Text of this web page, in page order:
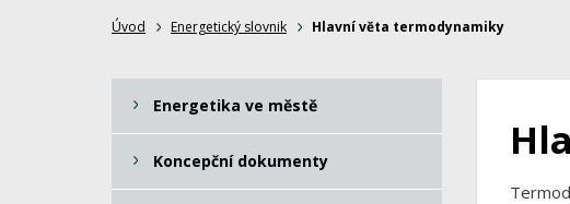
Úvod Energetický slovnik Hlavní věta termodynamiky
Energetika ve městě
Koncepční dokumenty